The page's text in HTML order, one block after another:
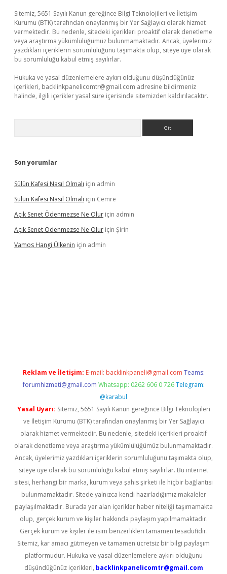
Sitemiz, 5651 Sayılı Kanun gereğince Bilgi Teknolojileri ve İletişim
Kurumu (BTK) tarafından onaylanmış bir Yer Sağlayıcı olarak hizmet
vermektedir. Bu nedenle, sitedeki içerikleri proaktif olarak denetleme
veya araştırma yükümlülüğümüz bulunmamaktadır. Ancak, üyelerimiz
yazdıkları içeriklerin sorumluluğunu taşımakta olup, siteye üye olarak
bu sorumluluğu kabul etmiş sayılırlar.
Hukuka ve yasal düzenlemelere aykırı olduğunu düşündüğünüz
içerikleri, backlinkpanelicomtr@gmail.com adresine bildirmeniz
halinde, ilgili içerikler yasal süre içerisinde sitemizden kaldırılacaktır.
Son yorumlar
Sülün Kafesi Nasıl Olmalı için admin
Sülün Kafesi Nasıl Olmalı için Cemre
Açık Senet Ödenmezse Ne Olur için admin
Açık Senet Ödenmezse Ne Olur için Şirin
Vamos Hangi Ülkenin için admin
Reklam ve İletişim: E-mail: backlinkpaneli@gmail.com Teams:
forumhizmeti@gmail.com Whatsapp: 0262 606 0 726 Telegram:
@karabul
Yasal Uyarı: Sitemiz, 5651 Sayılı Kanun gereğince Bilgi Teknolojileri
ve İletişim Kurumu (BTK) tarafından onaylanmış bir Yer Sağlayıcı
olarak hizmet vermektedir. Bu nedenle, sitedeki içerikleri proaktif
olarak denetleme veya araştırma yükümlülüğümüz bulunmamaktadır.
Ancak, üyelerimiz yazdıkları içeriklerin sorumluluğunu taşımakta olup,
siteye üye olarak bu sorumluluğu kabul etmiş sayılırlar. Bu internet
sitesi, herhangi bir marka, kurum veya şahıs şirketi ile hiçbir bağlantısı
bulunmamaktadır. Sitede yalnızca kendi hazırladığımız makaleler
paylaşılmaktadır. Burada yer alan içerikler haber niteliği taşımamakta
olup, gerçek kurum ve kişiler hakkında paylaşım yapılmamaktadır.
Gerçek kurum ve kişiler ile isim benzerlikleri tamamen tesadüfidir.
Sitemiz, kar amacı gütmeyen ve tamamen ücretsiz bir bilgi paylaşım
platformudur. Hukuka ve yasal düzenlemelere aykırı olduğunu
düşündüğünüz içerikleri, backlinkpanelicomtr@gmail.com